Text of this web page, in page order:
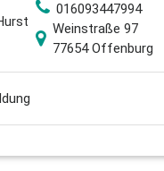
016093447994
Weinstraße 97
77654 Offenburg